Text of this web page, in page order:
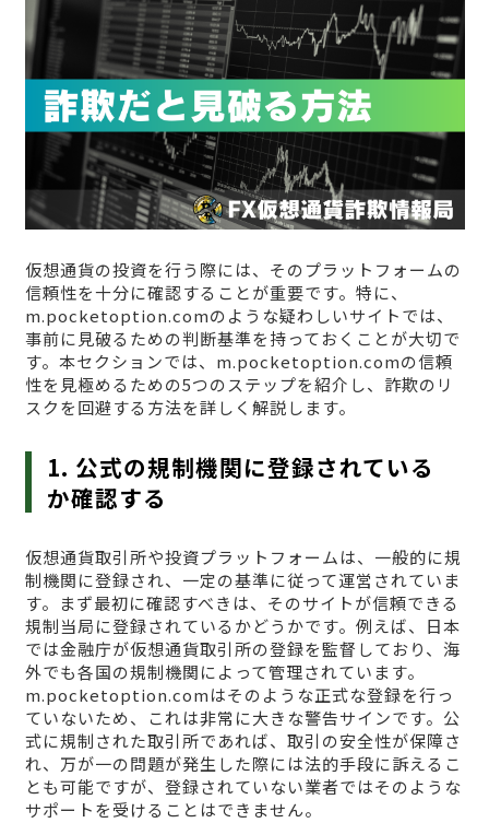
仮想通貨の投資を行う際には、そのプラットフォームの
信頼性を十分に確認することが重要です。特に、
m.pocketoption.comのような疑わしいサイトでは、
事前に見破るための判断基準を持っておくことが大切で
す。本セクションでは、m.pocketoption.comの信頼
性を見極めるための5つのステップを紹介し、詐欺のリ
スクを回避する方法を詳しく解説します。
1. 公式の規制機関に登録されている
か確認する
仮想通貨取引所や投資プラットフォームは、一般的に規
制機関に登録され、一定の基準に従って運営されていま
す。まず最初に確認すべきは、そのサイトが信頼できる
規制当局に登録されているかどうかです。例えば、日本
では金融庁が仮想通貨取引所の登録を監督しており、海
外でも各国の規制機関によって管理されています。
m.pocketoption.comはそのような正式な登録を行っ
ていないため、これは非常に大きな警告サインです。公
式に規制された取引所であれば、取引の安全性が保障さ
れ、万が一の問題が発生した際には法的手段に訴えるこ
とも可能ですが、登録されていない業者ではそのような
サポートを受けることはできません。